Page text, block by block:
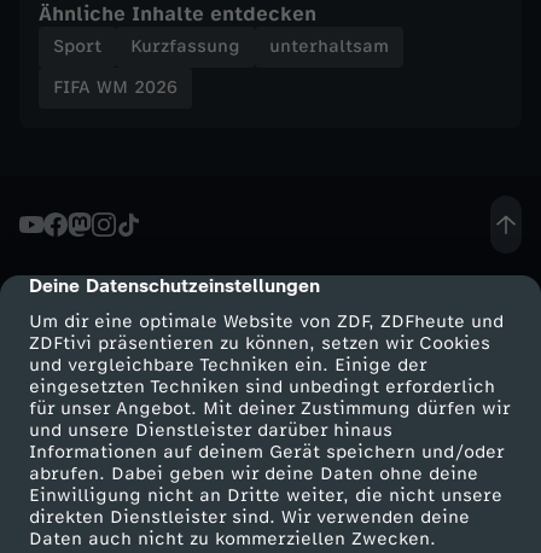
cmp-dialog-description
Deine Datenschutzeinstellungen
Um dir eine optimale Website von ZDF, ZDFheute und
ZDFtivi präsentieren zu können, setzen wir Cookies
und vergleichbare Techniken ein. Einige der
eingesetzten Techniken sind unbedingt erforderlich
für unser Angebot. Mit deiner Zustimmung dürfen wir
und unsere Dienstleister darüber hinaus
Informationen auf deinem Gerät speichern und/oder
abrufen. Dabei geben wir deine Daten ohne deine
Einwilligung nicht an Dritte weiter, die nicht unsere
direkten Dienstleister sind. Wir verwenden deine
Daten auch nicht zu kommerziellen Zwecken.
s
l
n
d
Ähnliche Inhalte entdecken
Sport Kurzfassung
unterhaltsam
FIFA WM 2026
Mehr ZDF
ZDF-Apps
Smart TV
ZDFtext
Service
ZDFmitreden
Kontakt zum ZDF
Tickets